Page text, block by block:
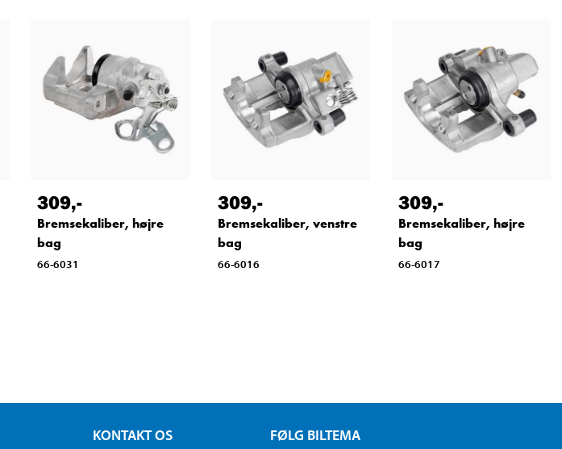
309,-
Bremsekaliber, højre
bag
66-6031
309,-
Bremsekaliber, venstre
bag
66-6016
309,-
Bremsekaliber, højre
bag
66-6017
KONTAKT OS FØLG BILTEMA